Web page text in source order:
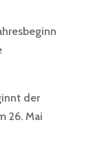
der
26. Mai